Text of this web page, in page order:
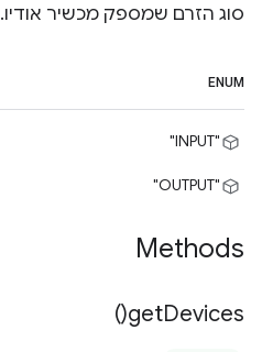
סוג הזרם שמספק מכשיר אודיו.
ENUM
"INPUT"
"OUTPUT"
Methods
getDevices(
)